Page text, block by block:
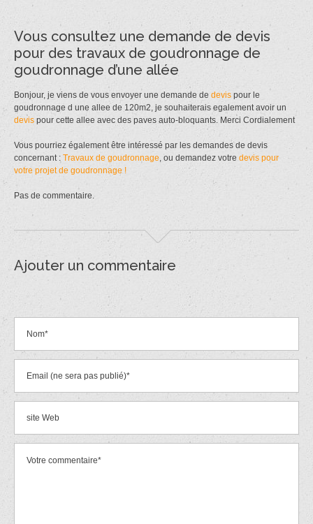
Vous consultez une demande de devis
pour des travaux de goudronnage de
goudronnage d’une allée
Bonjour, je viens de vous envoyer une demande de devis pour le
goudronnage d une allee de 120m2, je souhaiterais egalement avoir un
devis pour cette allee avec des paves auto-bloquants. Merci Cordialement
Vous pourriez également être intéressé par les demandes de devis
concernant : Travaux de goudronnage , ou demandez votre devis pour
votre projet de goudronnage !
Pas de commentaire.
Ajouter un commentaire